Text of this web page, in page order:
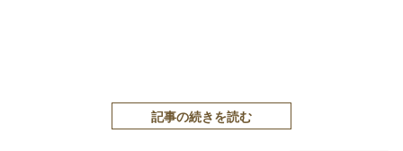
記事の続きを読む